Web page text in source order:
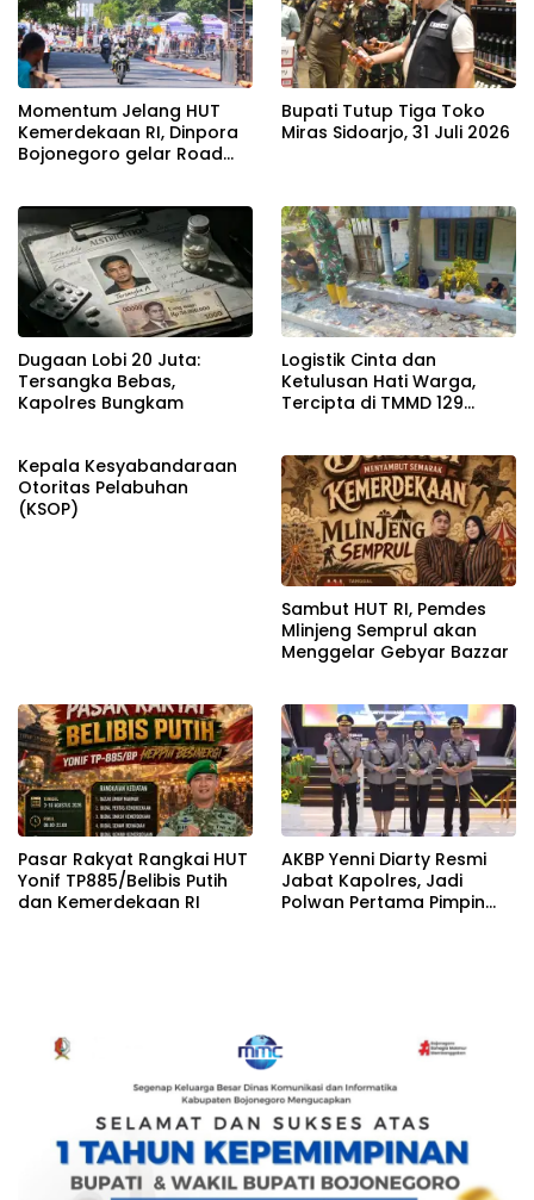
Momentum Jelang HUT
Kemerdekaan RI, Dinpora
Bojonegoro gelar Road
Bupati Tutup Tiga Toko
Miras Sidoarjo, 31 Juli 2026
Dugaan Lobi 20 Juta:
Tersangka Bebas,
Kapolres Bungkam
Logistik Cinta dan
Ketulusan Hati Warga,
Tercipta di TMMD 129
Kepala Kesyabandaraan
Otoritas Pelabuhan
(KSOP)
Sambut HUT RI, Pemdes
Mlinjeng Semprul akan
Menggelar Gebyar Bazzar
Pasar Rakyat Rangkai HUT
Yonif TP885/Belibis Putih
dan Kemerdekaan RI
AKBP Yenni Diarty Resmi
Jabat Kapolres, Jadi
Polwan Pertama Pimpin